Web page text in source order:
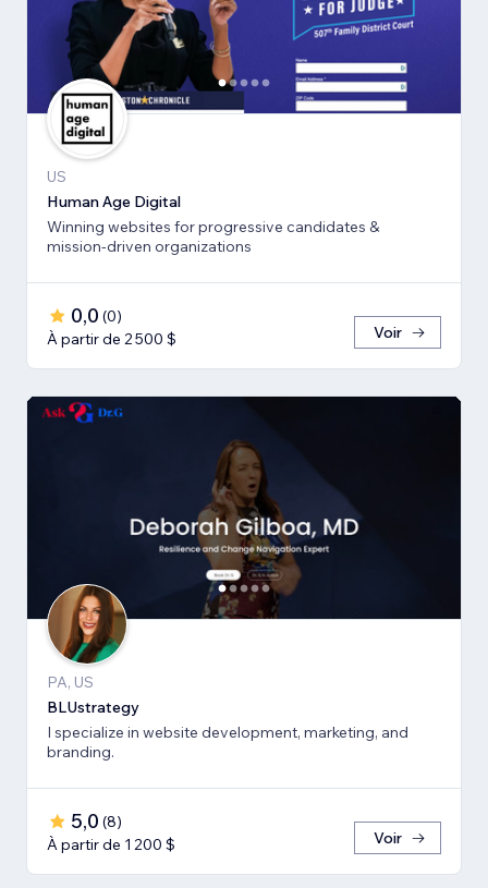
US
Human Age Digital
Winning websites for progressive candidates &
mission-driven organizations
0,0 (0)
À partir de 2 500 $
Voir
PA, US
BLUstrategy
I specialize in website development, marketing, and
branding.
5,0 (8)
À partir de 1 200 $
Voir